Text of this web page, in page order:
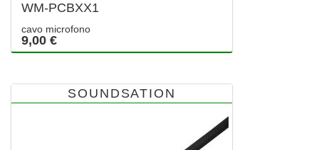
WM-PCBXX1
cavo microfono
9,00 €
SOUNDSATION